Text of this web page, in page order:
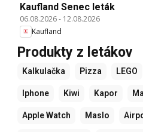
Kaufland Senec leták
06.08.2026- 12.08.2026
Kaufland
Produkty z letákov
Kalkulačka Pizza LEGO
Iphone Kiwi Kapor
Apple Watch Maslo